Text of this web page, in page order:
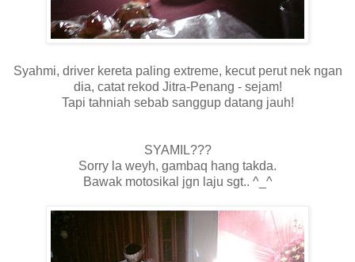
Syahmi, driver kereta paling extreme, kecut perut nek ngan
dia, catat rekod Jitra-Penang - sejam!
Tapi tahniah sebab sanggup datang jauh!
SYAMIL???
Sorry la weyh, gambaq hang takda.
Bawak motosikal jgn laju sgt.. ^_^